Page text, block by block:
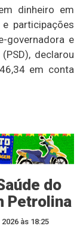
dinheiro em
participações
governadora e
declarou
em conta
do
Petrolina
às 18:25